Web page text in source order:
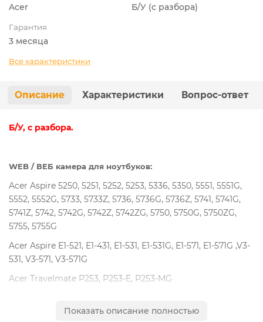
Acer Б/У (с разбора)
Гарантия
3 месяца
Все характеристики
Описание Характеристики Вопрос-ответ
Б/У, с разбора.
WEB / ВЕБ камера для ноутбуков:
Acer Aspire 5250, 5251, 5252, 5253, 5336, 5350, 5551, 5551G,
5552, 5552G, 5733, 5733Z, 5736, 5736G, 5736Z, 5741, 5741G,
5741Z, 5742, 5742G, 5742Z, 5742ZG, 5750, 5750G, 5750ZG,
5755, 5755G
Acer Aspire E1-521, E1-431, E1-531, E1-531G, E1-571, E1-571G ,V3-
531, V3-571, V3-571G
Acer Travelmate P253, P253-E, P253-MG
Показать описание полностью